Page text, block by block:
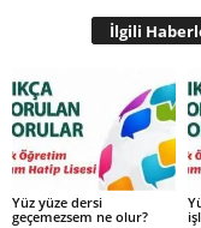
İlgili
Yüz yüze dersi
geçemezsem ne olur?